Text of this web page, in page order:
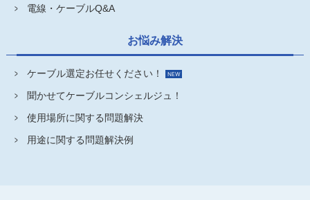
電線・ケーブルQ&A
お悩み解決
ケーブル選定お任せください！
聞かせてケーブルコンシェルジュ！
使用場所に関する問題解決
用途に関する問題解決例